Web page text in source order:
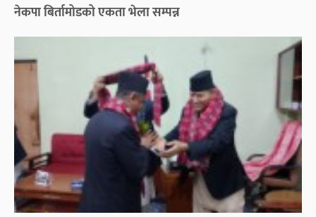
नेकपा बिर्तामोडको एकता भेला सम्पन्न